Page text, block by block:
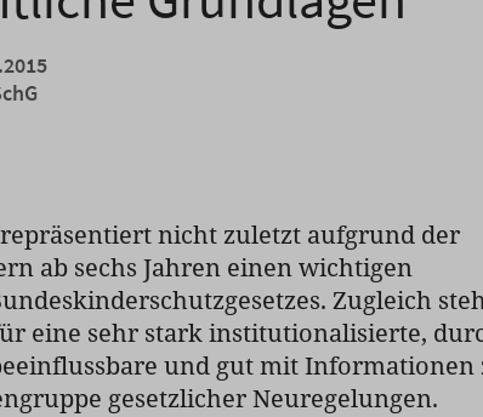
nicht zuletzt aufgrund der
ab sechs Jahren einen wichtigen
Zugleich
eine sehr stark institutionalisierte,
und gut mit Informationen
gesetzlicher Neuregelungen.